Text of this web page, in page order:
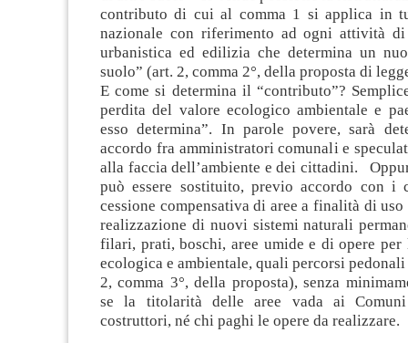
contributo di cui al comma 1 si applica in
nazionale con riferimento ad ogni attività di
urbanistica ed edilizia che determina un
suolo” (art. 2, comma 2°, della proposta di
E come si determina il “contributo”?
perdita del valore ecologico ambientale e
esso determina”. In parole povere, sarà
accordo fra amministratori comunali e
alla faccia dell’ambiente e dei cittadini.
può essere sostituito, previo accordo con i
cessione compensativa di aree a finalità di
realizzazione di nuovi sistemi naturali
filari, prati, boschi, aree umide e di opere
ecologica e ambientale, quali percorsi
2, comma 3°, della proposta), senza
se la titolarità delle aree vada ai
costruttori, né chi paghi le opere da realizzare.